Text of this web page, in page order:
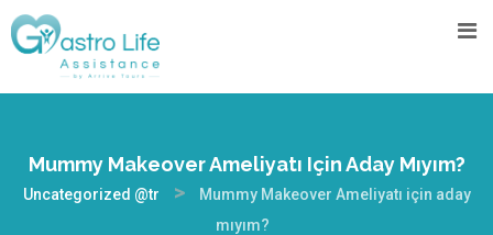
Mummy Makeover Ameliyatı Için Aday Mıyım?
Uncategorized @tr >
Mummy Makeover Ameliyatı için aday
mıyım?